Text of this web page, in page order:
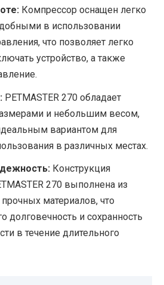
Компрессор оснащен легко
в использовании
что позволяет легко
устройство, а также
PETMASTER 270 обладает
и небольшим весом,
вариантом для
в различных местах.
Конструкция
270 выполнена из
материалов, что
долговечность и сохранность
в течение длительного